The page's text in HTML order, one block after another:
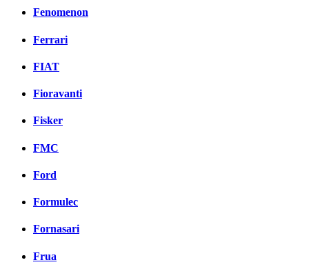
Fenomenon
Ferrari
FIAT
Fioravanti
Fisker
FMC
Ford
Formulec
Fornasari
Frua